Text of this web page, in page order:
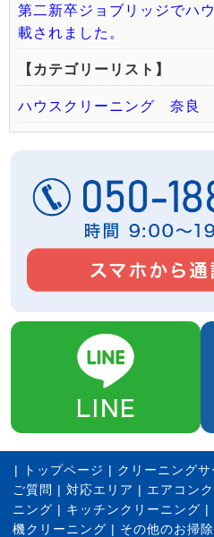
第二新卒ジョブリッジでハ
載されました。
【カテゴリーリスト】
ハウスクリーニング 奈良
| トップページ | クリーニング
ご質問 | 対応エリア | エアコン
ニング | キッチンクリーニング |
機クリーニング | その他のお掃除